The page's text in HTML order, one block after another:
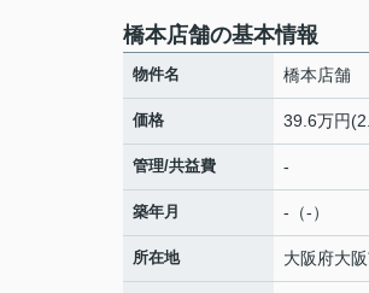
橋本店舗の基本情報
物件名 橋本店舗
価格 39.6万円
管理/共益費 -
築年月 -（-）
所在地 大阪府大